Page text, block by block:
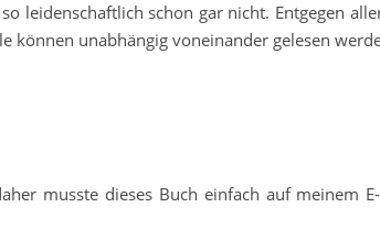
leidenschaftlich schon gar nicht. Entgegen
können unabhängig voneinander gelesen
musste dieses Buch einfach auf meinem